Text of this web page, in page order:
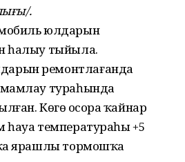
.
юлдарын
һалыу тыйыла.
ремонтлағанда
тураһында
Көҙгө осорҙа ҡайнар
температураһы +5
ярашлы тормошҡа